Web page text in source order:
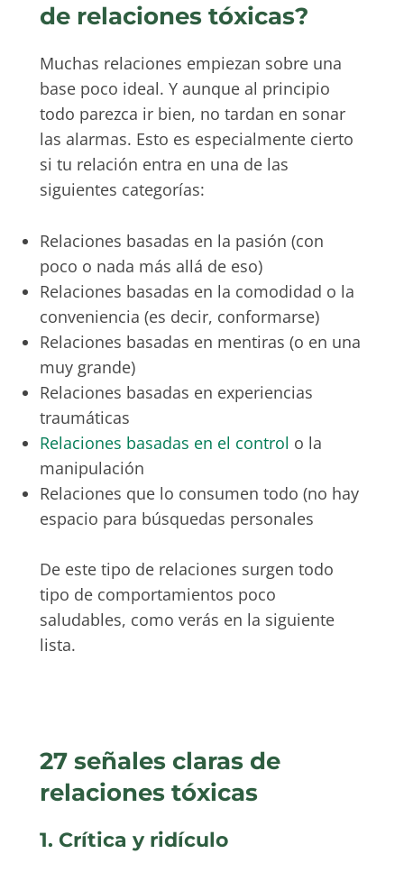
de relaciones tóxicas?
Muchas relaciones empiezan sobre una
base poco ideal. Y aunque al principio
todo parezca ir bien, no tardan en sonar
las alarmas. Esto es especialmente cierto
si tu relación entra en una de las
siguientes categorías:
Relaciones basadas en la pasión (con
poco o nada más allá de eso)
Relaciones basadas en la comodidad o la
conveniencia (es decir, conformarse)
Relaciones basadas en mentiras (o en una
muy grande)
Relaciones basadas en experiencias
traumáticas
Relaciones basadas en el control o la
manipulación
Relaciones que lo consumen todo (no hay
espacio para búsquedas personales
De este tipo de relaciones surgen todo
tipo de comportamientos poco
saludables, como verás en la siguiente
lista.
27 señales claras de
relaciones tóxicas
1. Crítica y ridículo